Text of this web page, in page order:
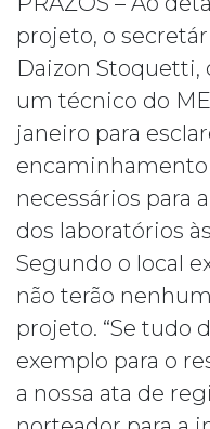
projeto, o
Daizon Stoquetti,
um técnico do
janeiro para
necessários para
dos laboratórios
Segundo o local
não terão
projeto. “Se tudo
exemplo para o
a nossa ata de